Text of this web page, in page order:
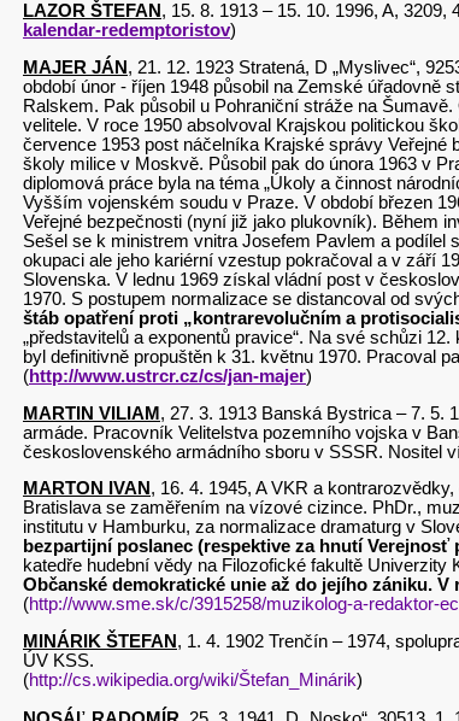
LAZOR ŠTEFAN , 15. 8. 1913 – 15. 10. 1996, A,
kalendar-redemptoristov)
MAJER JÁN , 21. 12. 1923 Stratená, D „Myslivec“,
období únor - říjen 1948 působil na Zemské úřadovně
Ralskem. Pak působil u Pohraniční stráže na
velitele. V roce 1950 absolvoval Krajskou politickou
července 1953 post náčelníka Krajské správy
školy milice v Moskvě. Působil pak do února 1963 v
diplomová práce byla na téma „Úkoly a činnost
Vyšším vojenském soudu v Praze. V období březen
Veřejné bezpečnosti (nyní již jako plukovník). Během
Sešel se k ministrem vnitra Josefem Pavlem a podílel
okupaci ale jeho kariérní vzestup pokračoval a v září
Slovenska. V lednu 1969 získal vládní post v
1970. S postupem normalizace se distancoval od
štáb opatření proti „kontrarevolučním a
„představitelů a exponentů pravice“. Na své schůzi
byl definitivně propuštěn k 31. květnu 1970. Pracoval
(http://www.ustrcr.cz/cs/jan-majer)
MARTIN VILIAM , 27. 3. 1913 Banská Bystrica – 7. 5.
armáde. Pracovník Velitelstva pozemního vojska v
československého armádního sboru v SSSR. Nositel
MARTON IVAN , 16. 4. 1945, A VKR a
Bratislava se zaměřením na vízové cizince. PhDr.,
institutu v Hamburku, za normalizace dramaturg v
bezpartijní poslanec (respektive za hnutí Verejnosť
katedře hudební vědy na Filozofické fakultě
Občanské demokratické unie až do jejího zániku.
(http://www.sme.sk/c/3915258/muzikolog-a-redaktor-
MINÁRIK ŠTEFAN , 1. 4. 1902 Trenčín – 1974,
ÚV KSS.
(http://cs.wikipedia.org/wiki/Štefan_Minárik)